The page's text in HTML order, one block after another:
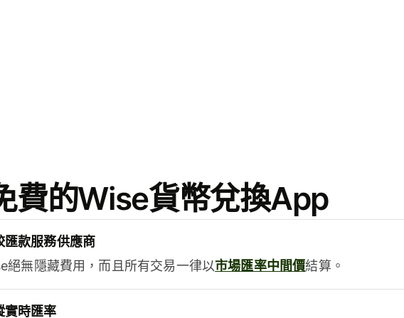
費的Wise貨幣兌換App
匯款服務供應商
絕無隱藏費用，而且所有交易一律以市場匯率中間價結算。
實時匯率